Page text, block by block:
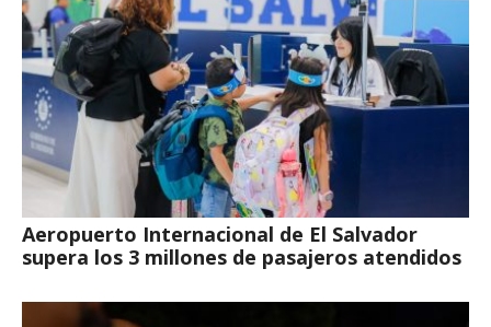
Aeropuerto Internacional de El Salvador
supera los 3 millones de pasajeros atendidos